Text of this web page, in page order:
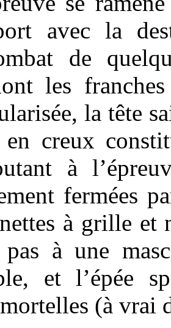
avec la
de
les
la tête
en creux
à
fermées
à grille et
à une
et l’épée
(à vrai